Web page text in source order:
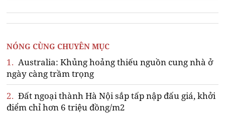
NÓNG CÙNG CHUYÊN MỤC
1. Australia: Khủng hoảng thiếu nguồn cung nhà ở
ngày càng trầm trọng
2. Đất ngoại thành Hà Nội sắp tấp nập đấu giá, khởi
điểm chỉ hơn 6 triệu đồng/m2